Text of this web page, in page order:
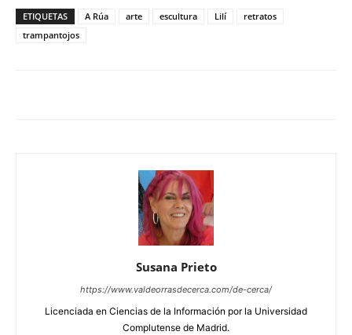
ETIQUETAS A Rúa arte escultura Lilí
retratos
trampantojos
Susana Prieto
https://www.valdeorrasdecerca.com/de-cerca/
Licenciada en Ciencias de la Información por la Universidad
Complutense de Madrid.